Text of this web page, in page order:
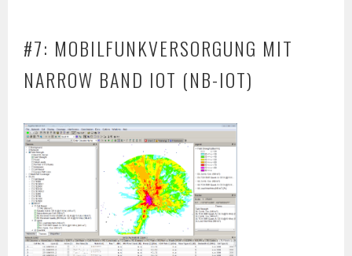
#7: MOBILFUNKVERSORGUNG MIT
NARROW BAND IOT (NB-IOT)